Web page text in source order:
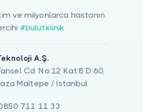
ve milyonlarca hastanın
#bulutklinik
A.Ş.
Cd. No:12 Kat:8 D:60,
Maltepe / İstanbul
711 11 33